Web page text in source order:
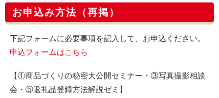
お申込み方法（再掲）
下記フォームに必要事項を記入して、お申込ください。
申込フォームはこちら
【①商品づくりの秘密大公開セミナー・③写真撮影相談
会・⑤返礼品登録方法解説ゼミ】